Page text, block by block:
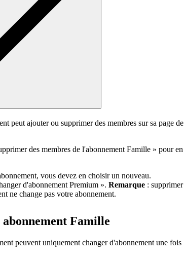
peut ajouter ou supprimer des membres sur sa page de
des membres de l'abonnement Famille » pour en
vous devez en choisir un nouveau.
d'abonnement Premium ». Remarque : supprimer
ne change pas votre abonnement.
Famille
peuvent uniquement changer d'abonnement une fois